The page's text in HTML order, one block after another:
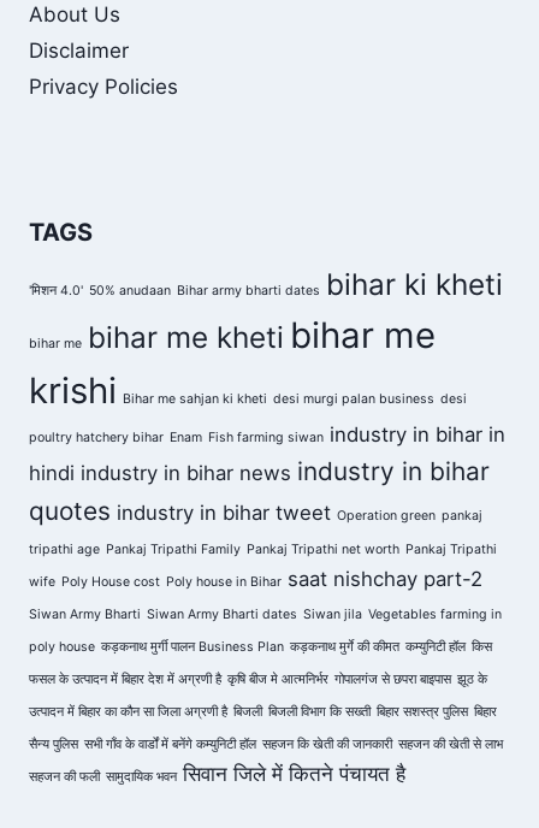
About Us
Disclaimer
Privacy Policies
TAGS
'मिशन 4.0' 50% anudaan Bihar army bharti dates bihar ki kheti
bihar me bihar me kheti bihar me
krishi Bihar me sahjan ki kheti desi murgi palan business desi
poultry hatchery bihar Enam Fish farming siwan industry in bihar in
hindi industry in bihar news industry in bihar
quotes industry in bihar tweet Operation green pankaj
tripathi age Pankaj Tripathi Family Pankaj Tripathi net worth Pankaj Tripathi
wife Poly House cost Poly house in Bihar saat nishchay part-2
Siwan Army Bharti Siwan Army Bharti dates Siwan jila Vegetables farming in
poly house कड़कनाथ मुर्गी पालन Business Plan कड़कनाथ मुर्गे की कीमत कम्युनिटी हॉल किस
फसल के उत्पादन में बिहार देश में अग्रणी है कृषि बीज मे आत्मनिर्भर गोपालगंज से छपरा बाइपास झूठ के
उत्पादन में बिहार का कौन सा जिला अग्रणी है बिजली बिजली विभाग कि सख्ती बिहार सशस्त्र पुलिस बिहार
सैन्य पुलिस सभी गाँव के वार्डों में बनेंगे कम्युनिटी हॉल सहजन कि खेती की जानकारी सहजन की खेती से लाभ
सहजन की फली सामुदायिक भवन सिवान जिले में कितने पंचायत है